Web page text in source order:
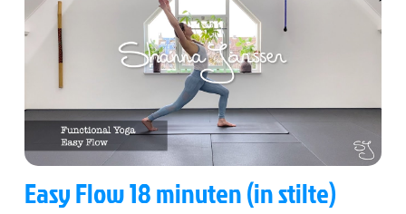
Easy Flow 18 minuten (in stilte)